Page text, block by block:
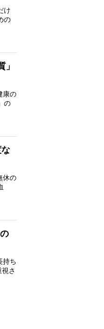
け
の
康の
の
休の
持ち
さ